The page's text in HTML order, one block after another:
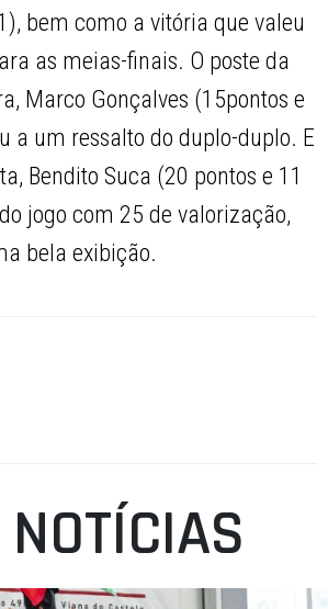
bem como a vitória que valeu
as meias-finais. O poste da
Marco Gonçalves (15pontos e
a um ressalto do duplo-duplo. E
Bendito Suca (20 pontos e 11
jogo com 25 de valorização,
bela exibição.